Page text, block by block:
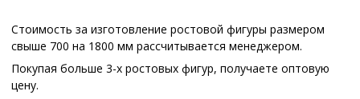
Стоимость за изготовление ростовой фигуры размером
свыше 700 на 1800 мм рассчитывается менеджером.
Покупая больше 3-х ростовых фигур, получаете оптовую
цену.